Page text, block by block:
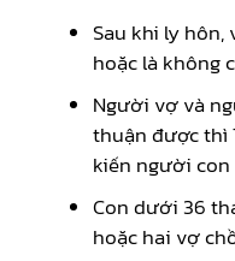
Sau khi ly
hoặc là không
Người vợ và
thuận được thì
kiến người
Con dưới 36
hoặc hai vợ